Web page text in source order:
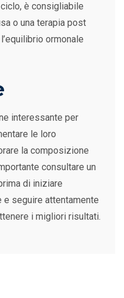
è consigliabile
o una terapia post
ormonale
interessante per
le loro
la composizione
consultare un
di iniziare
e seguire attentamente
i migliori risultati.